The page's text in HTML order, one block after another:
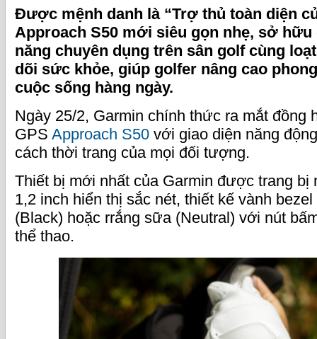
Được mệnh danh là “Trợ thủ toàn diện
Approach S50 mới siêu gọn nhẹ, sở hữu
năng chuyên dụng trên sân golf cùng
dõi sức khỏe, giúp golfer nâng cao
cuộc sống hàng ngày.
Ngày 25/2, Garmin chính thức ra mắt đồng
GPS Approach S50 với giao diện năng
cách thời trang của mọi đối tượng.
Thiết bị mới nhất của Garmin được trang bị
1,2 inch hiển thị sắc nét, thiết kế vành
(Black) hoặc rrắng sữa (Neutral) với nút
thể thao.